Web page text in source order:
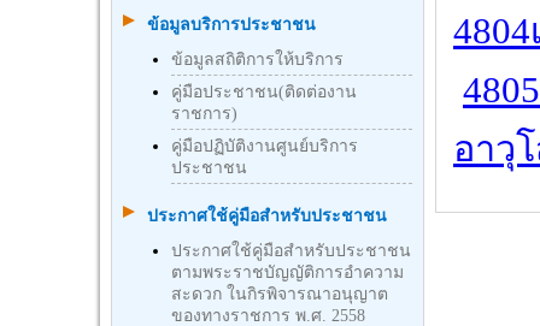
ข้อมูลบริการประชาชน
ข้อมูลสถิติการให้บริการ
คู่มือประชาชน(ติดต่องาน
ราชการ)
คู่มือปฏิบัติงานศูนย์บริการ
ประชาชน
ประกาศใช้คู่มือสำหรับประชาชน
ประกาศใช้คู่มือสำหรับประชาชน
ตามพระราชบัญญัติการอำความ
สะดวก ในกิรพิจารณาอนุญาต
ของทางราชการ พ.ศ. 2558
อาวุ